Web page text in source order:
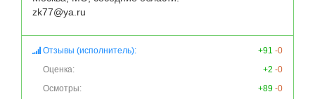
Отзывы (исполнитель): +91 -0
Оценка:
+2 -0
Осмотры:
+89 -0